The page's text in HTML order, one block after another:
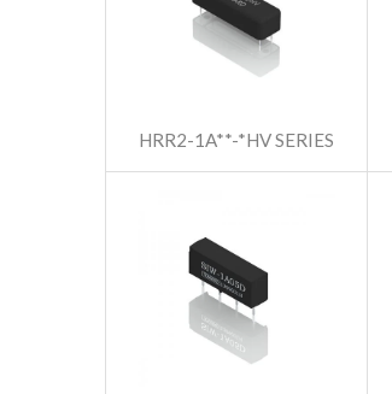
HRR2-1A**-*HV SERIES